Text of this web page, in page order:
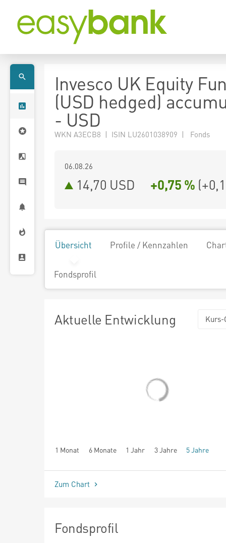
Invesco UK Equity
(USD hedged)
- USD
WKN A3ECB8 | ISIN LU2601038909 | Fonds
06.08.26
14,70 USD +0,75 % (
Übersicht Profile / Kennzahlen
Fondsprofil
Aktuelle Entwicklung Kurs-
1 Monat 6 Monate 1 Jahr 3 Jahre 5 Jahre
seit Beginn
Zum Chart
Fondsprofil